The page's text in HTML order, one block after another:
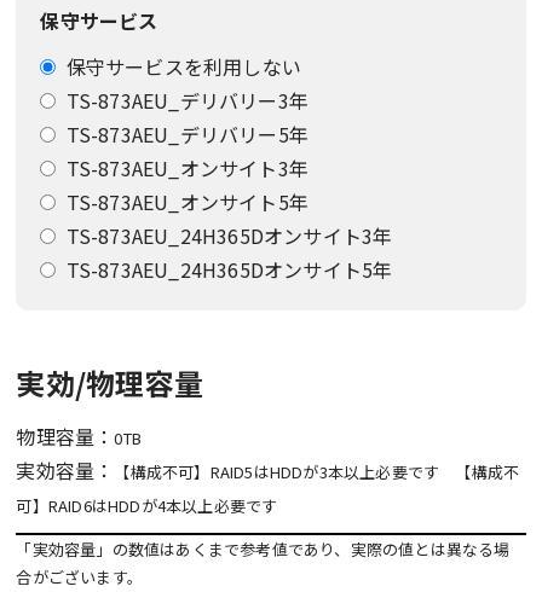
保守サービス
保守サービスを利用しない
TS-873AEU_デリバリー3年
TS-873AEU_デリバリー5年
TS-873AEU_オンサイト3年
TS-873AEU_オンサイト5年
TS-873AEU_24H365Dオンサイト3年
TS-873AEU_24H365Dオンサイト5年
実効/物理容量
物理容量：0TB
実効容量：
【構成不可】RAID5はHDDが3本以上必要です 【構成不
可】RAID6はHDDが4本以上必要です
「実効容量」の数値はあくまで参考値であり、実際の値とは異なる場
合がございます。